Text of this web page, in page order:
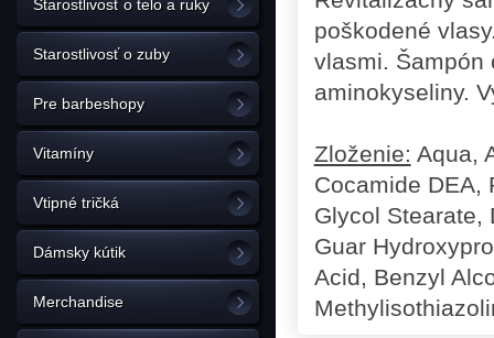
Starostlivosť o telo a ruky
Starostlivosť o zuby
Pre barbeshopy
Vitamíny
Vtipné tričká
Dámsky kútik
Merchandise
poškodené
vlasmi. Šampón
aminokyseliny.
Zloženie: Aqua,
Cocamide DEA,
Glycol Stearate,
Guar
Acid, Benzyl